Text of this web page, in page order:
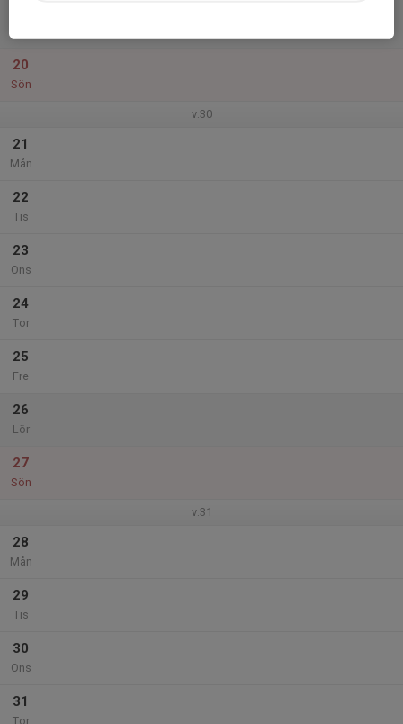
20
Sön
v.30
21
Mån
22
Tis
23
Ons
24
Tor
25
Fre
26
Lör
27
Sön
v.31
28
Mån
29
Tis
30
Ons
31
Tor